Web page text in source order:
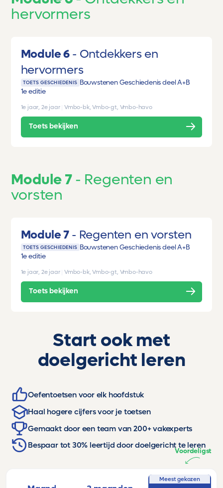
hervormers
Module 6
Ontdekkers en
hervormers
TOETS GESCHIEDENIS Bouwstenen Geschiedenis deel A+B
1e editie
1e jaar, 2e jaar Vmbo-bk, Vmbo-gt, Vmbo-havo
Toets bekijken
Module 7
Regenten en
vorsten
Module 7 Regenten en vorsten
TOETS GESCHIEDENIS Bouwstenen Geschiedenis deel A+B
1e editie
1e jaar, 2e jaar Vmbo-bk, Vmbo-gt, Vmbo-havo
Toets bekijken
Start ook met
doelgericht leren
Oefentoetsen voor elk hoofdstuk
Haal hogere cijfers voor je toetsen
Gemaakt door een team van 200+ vakexperts
Bespaar tot 30% leertijd door doelgericht te leren
Meest gekozen
Voordeligst